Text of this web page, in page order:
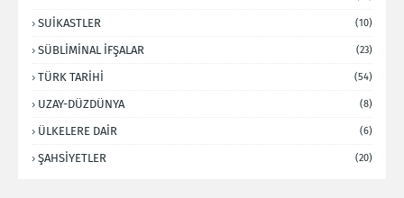
SUİKASTLER (10)
SÜBLİMİNAL İFŞALAR (23)
TÜRK TARİHİ (54)
UZAY-DÜZDÜNYA (8)
ÜLKELERE DAİR (6)
ŞAHSİYETLER (20)